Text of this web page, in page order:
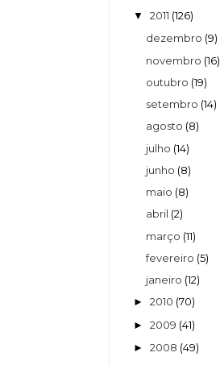
▼ 2011 (126)
dezembro (9)
novembro (16)
outubro (19)
setembro (14)
agosto (8)
julho (14)
junho (8)
maio (8)
abril (2)
março (11)
fevereiro (5)
janeiro (12)
► 2010 (70)
► 2009 (41)
► 2008 (49)